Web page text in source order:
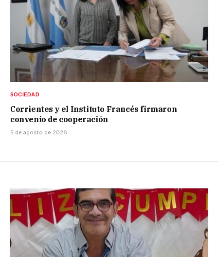
SOCIEDAD
Corrientes y el Instituto Francés firmaron
convenio de cooperación
5 de agosto de 2026